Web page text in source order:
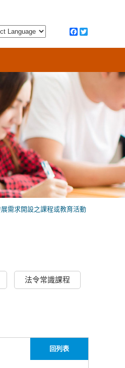
需求開設之課程或教育活動
法令常識課程
回列表